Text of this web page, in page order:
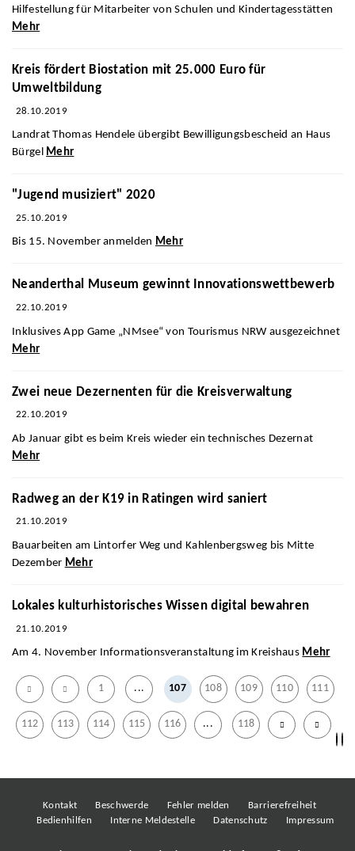
Hilfestellung für Mitarbeiter von Schulen und Kindertagesstätten
Mehr
Kreis fördert Biostation mit 25.000 Euro für
Umweltbildung
28.10.2019
Landrat Thomas Hendele übergibt Bewilligungsbescheid an Haus
Bürgel Mehr
"Jugend musiziert" 2020
25.10.2019
Bis 15. November anmelden Mehr
Neanderthal Museum gewinnt Innovationswettbewerb
22.10.2019
Inklusives App Game „NMsee“ von Tourismus NRW ausgezeichnet
Mehr
Zwei neue Dezernenten für die Kreisverwaltung
22.10.2019
Ab Januar gibt es beim Kreis wieder ein technisches Dezernat
Mehr
Radweg an der K19 in Ratingen wird saniert
21.10.2019
Bauarbeiten am Lintorfer Weg und Kahlenbergsweg bis Mitte
Dezember Mehr
Lokales kulturhistorisches Wissen digital bewahren
21.10.2019
Am 4. November Informationsveranstaltung im Kreishaus Mehr
1 ... 107 108 109 110 111
112 113 114 115 116 ... 118
Kontakt Beschwerde Fehler melden
Barrierefreiheit
Bedienhilfen
Interne Meldestelle Datenschutz Impressum